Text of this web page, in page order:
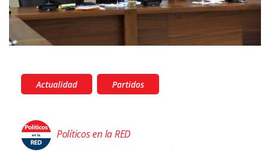
Actualidad Partidos
Políticos en la RED